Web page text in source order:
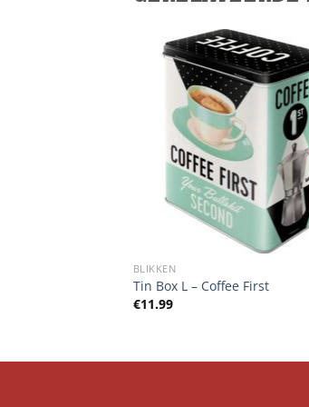
BLIKKEN
Tin Box L – Coffee First
€11.99